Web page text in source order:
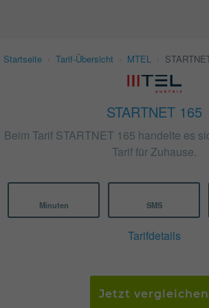
Startseite Tarif-Übersicht MTEL
STARTNET 165
Beim Tarif STARTNET 165 handelte es
Tarif für Zuhause.
Minuten SMS
Tarifdetails
Jetzt vergleichen